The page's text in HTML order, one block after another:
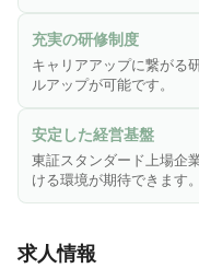
充実の研修制度
キャリアアップに繋がる
ルアップが可能です。
安定した経営基盤
東証スタンダード上場企
ける環境が期待できます。
求人情報